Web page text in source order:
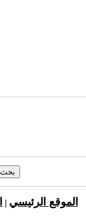
الموقع الرئيسي